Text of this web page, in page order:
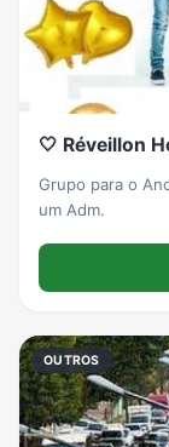
🤍 Réveillon
Grupo para o
um Adm.
OUTROS